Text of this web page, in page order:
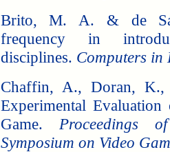
Brito, M. A. & de Sá-
frequency in
disciplines. Computers in
Chaffin, A., Doran,
Experimental
Game. Proceedings
Symposium on Video